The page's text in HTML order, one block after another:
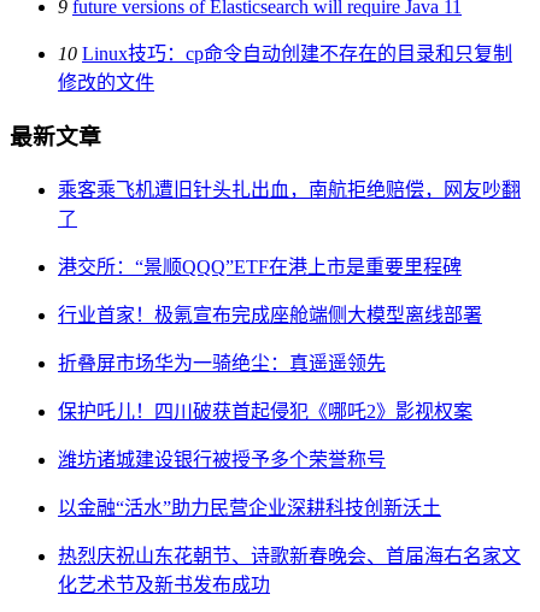
9 future versions of Elasticsearch will require Java 11
10 Linux技巧：cp命令自动创建不存在的目录和只复制
修改的文件
最新文章
乘客乘飞机遭旧针头扎出血，南航拒绝赔偿，网友吵翻
了
港交所：“景顺QQQ”ETF在港上市是重要里程碑
行业首家！极氪宣布完成座舱端侧大模型离线部署
折叠屏市场华为一骑绝尘：真遥遥领先
保护吒儿！四川破获首起侵犯《哪吒2》影视权案
潍坊诸城建设银行被授予多个荣誉称号
以金融“活水”助力民营企业深耕科技创新沃土
热烈庆祝山东花朝节、诗歌新春晚会、首届海右名家文
化艺术节及新书发布成功